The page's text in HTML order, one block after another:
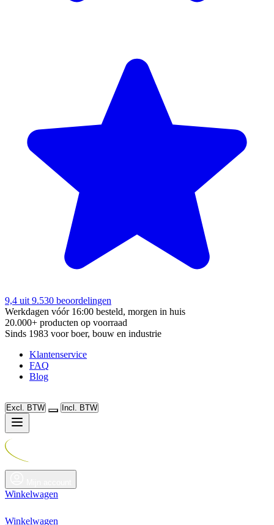
9,4 uit 9.530 beoordelingen
Werkdagen vóór 16:00 besteld, morgen in huis
20.000+ producten op voorraad
Sinds 1983 voor boer, bouw en industrie
Klantenservice
FAQ
Blog
Excl. BTW Incl. BTW
Winkelwagen
Winkelwagen